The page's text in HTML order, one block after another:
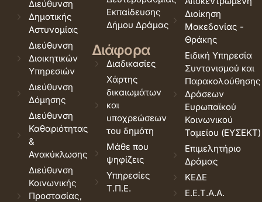
Διεύθυνση
Δημοτικής
Αστυνομίας
Διεύθυνση
Διοικητικών
Υπηρεσιών
Διεύθυνση
Δόμησης
Διεύθυνση
Καθαριότητας
&
Ανακύκλωσης
Διεύθυνση
Κοινωνικής
Προστασίας,
Εκπαίδευσης
Δήμου Δράμας
Διάφορα
Διαδικασίες
Χάρτης
δικαιωμάτων
και
υποχρεώσεων
του δημότη
Μάθε που
ψηφίζεις
Υπηρεσίες
Τ.Π.Ε.
Διοίκηση
Μακεδονίας -
Θράκης
Ειδική Υπηρεσία
Συντονισμού και
Παρακολούθησης
Δράσεων
Ευρωπαϊκού
Κοινωνικού
Ταμείου (ΕΥΣΕΚΤ)
Επιμελητήριο
Δράμας
ΚΕΔΕ
Ε.Ε.Τ.Α.Α.